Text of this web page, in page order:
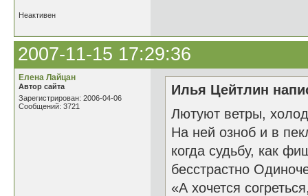
Неактивен
2007-11-15 17:29:36
Елена Лайцан
Автор сайта
Зарегистрирован: 2006-04-06
Сообщений: 3721
Илья Цейтлин
Лютуют ветры,
На ней озноб и в
когда судьбу, как
бесстрастно
«А хочется